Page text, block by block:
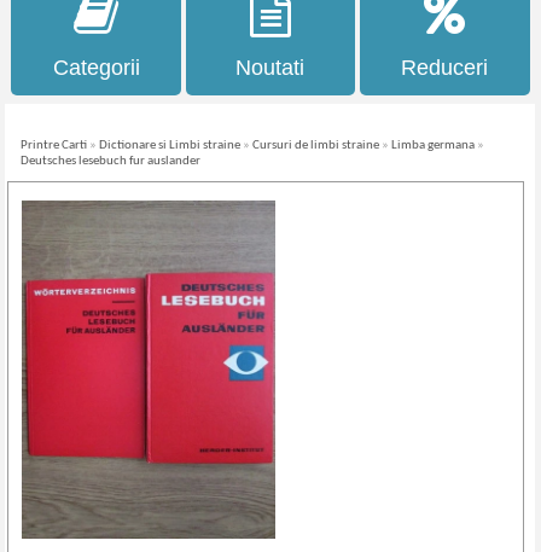
Categorii Noutati Reduceri
Printre Carti » Dictionare si Limbi straine »Cursuri de limbi straine » Limba germana »
Deutsches lesebuch fur auslander